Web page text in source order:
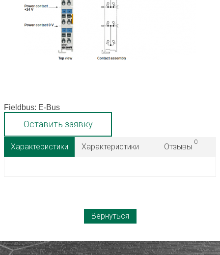
Fieldbus: E-Bus
Оставить заявку
Характеристики Характеристики Отзывы
0
Вернуться